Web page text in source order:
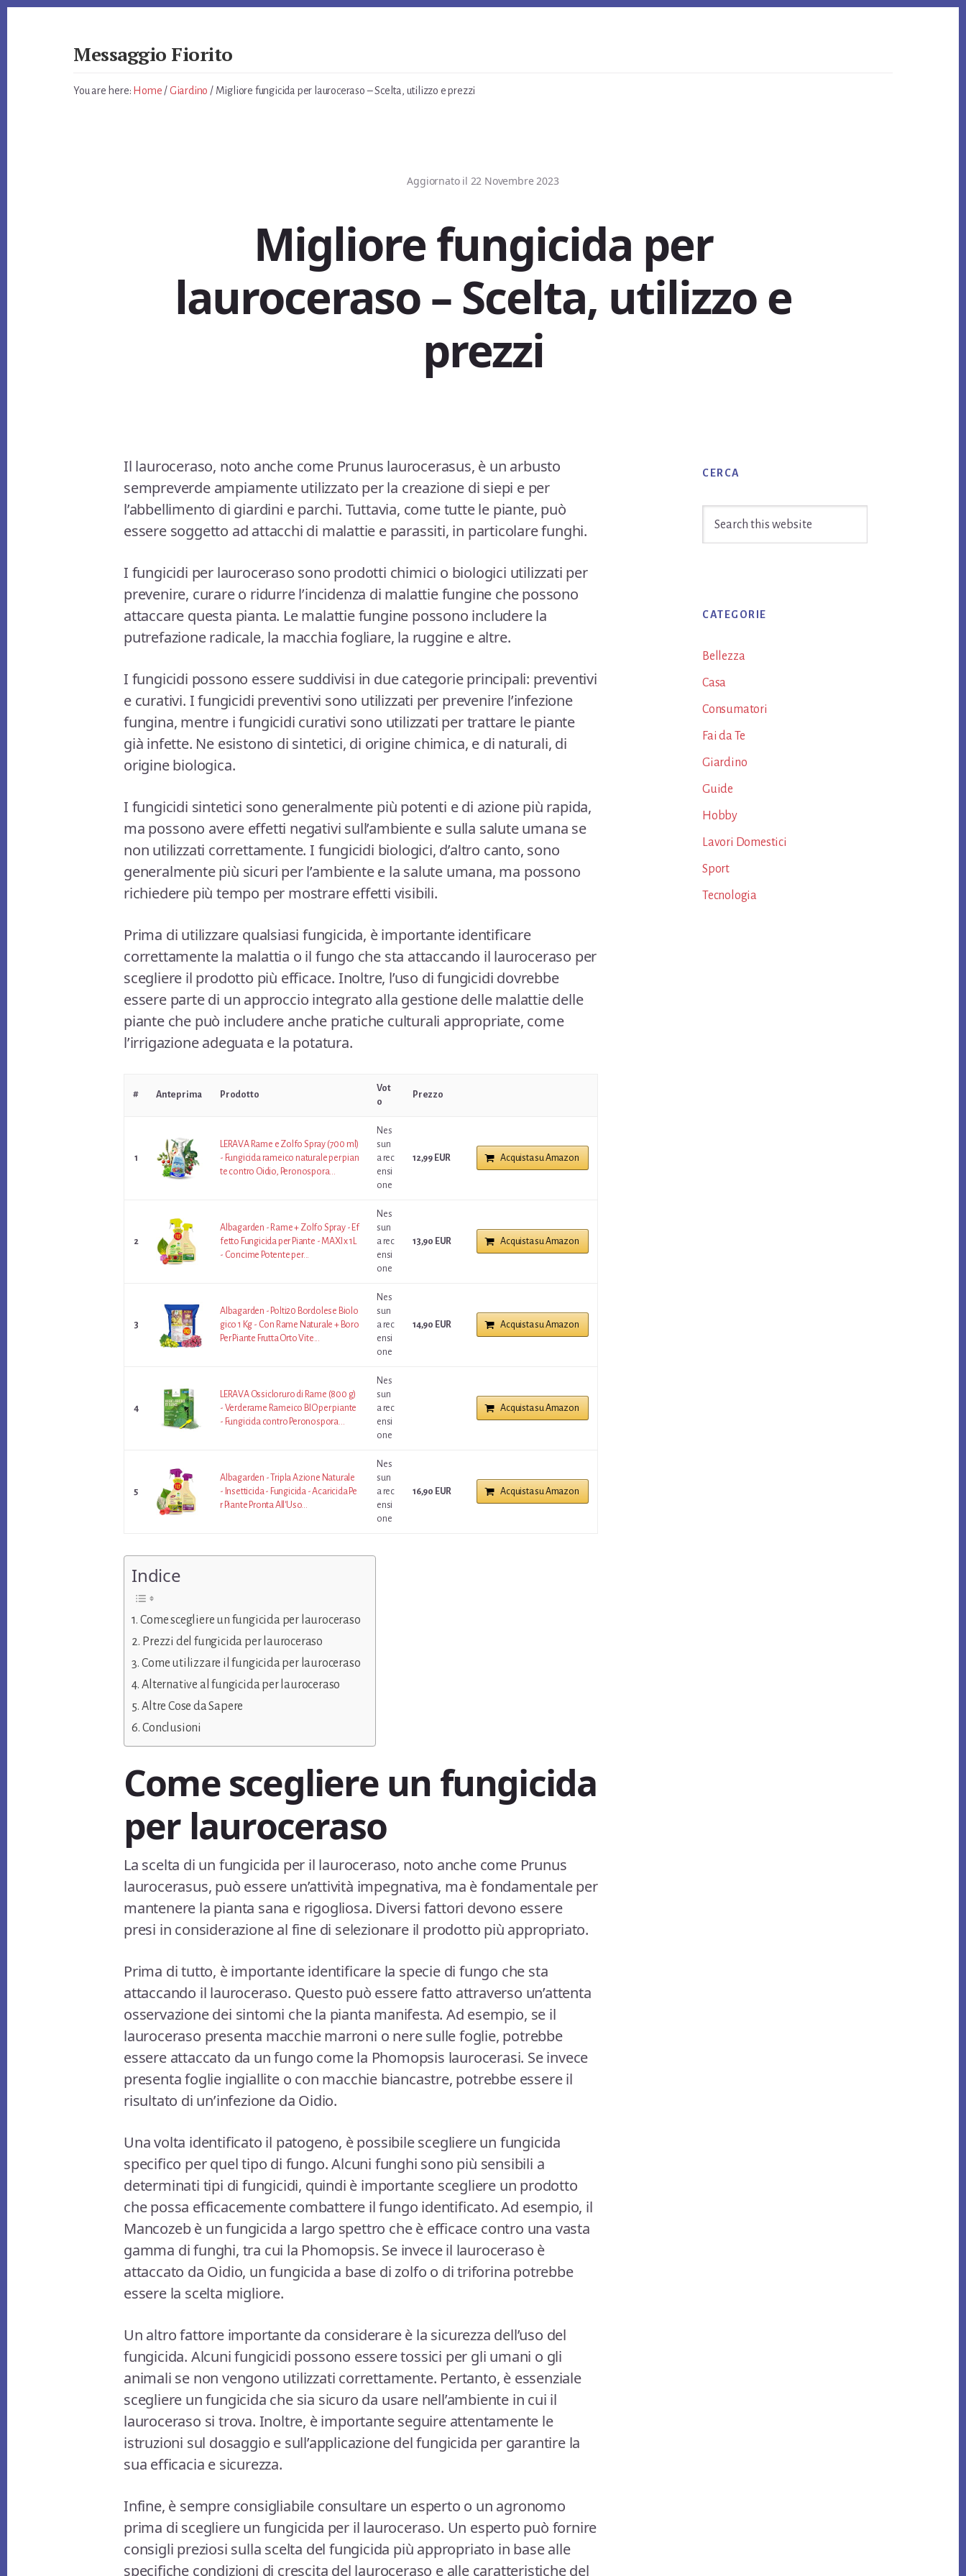
Messaggio Fiorito
e
You are here: Home /Giardino /Migliore fungicida per lauroceraso – Scelta, utilizzo e prezzi
Aggiornato il 22 Novembre 2023
Migliore fungicida per
lauroceraso – Scelta, utilizzo e
prezzi
Il lauroceraso, noto anche come Prunus laurocerasus, è un arbusto
sempreverde ampiamente utilizzato per la creazione di siepi e per
l’abbellimento di giardini e parchi. Tuttavia, come tutte le piante, può
essere soggetto ad attacchi di malattie e parassiti, in particolare funghi.
I fungicidi per lauroceraso sono prodotti chimici o biologici utilizzati per
prevenire, curare o ridurre l’incidenza di malattie fungine che possono
attaccare questa pianta. Le malattie fungine possono includere la
putrefazione radicale, la macchia fogliare, la ruggine e altre.
I fungicidi possono essere suddivisi in due categorie principali: preventivi
e curativi. I fungicidi preventivi sono utilizzati per prevenire l’infezione
fungina, mentre i fungicidi curativi sono utilizzati per trattare le piante
già infette. Ne esistono di sintetici, di origine chimica, e di naturali, di
origine biologica.
I fungicidi sintetici sono generalmente più potenti e di azione più rapida,
ma possono avere effetti negativi sull’ambiente e sulla salute umana se
non utilizzati correttamente. I fungicidi biologici, d’altro canto, sono
generalmente più sicuri per l’ambiente e la salute umana, ma possono
richiedere più tempo per mostrare effetti visibili.
Prima di utilizzare qualsiasi fungicida, è importante identificare
correttamente la malattia o il fungo che sta attaccando il lauroceraso per
scegliere il prodotto più efficace. Inoltre, l’uso di fungicidi dovrebbe
essere parte di un approccio integrato alla gestione delle malattie delle
piante che può includere anche pratiche culturali appropriate, come
l’irrigazione adeguata e la potatura.
# Anteprima Prodotto
Vot
o
Prezzo
1
LERAVA Rame e Zolfo Spray (700 ml)
- Fungicida rameico naturale per pian
te contro Oidio, Peronospora...
Nes
sun
a rec
ensi
one
12,99 EUR Acquista su Amazon
2
Albagarden - Rame + Zolfo Spray - Ef
fetto Fungicida per Piante - MAXI x 1L
- Concime Potente per...
Nes
sun
a rec
ensi
one
13,90 EUR Acquista su Amazon
3
Albagarden - Polti20 Bordolese Biolo
gico 1 Kg - Con Rame Naturale + Boro
Per Piante Frutta Orto Vite...
Nes
sun
a rec
ensi
one
14,90 EUR Acquista su Amazon
4
LERAVA Ossicloruro di Rame (800 g)
- Verderame Rameico BIO per piante
- Fungicida contro Peronospora...
Nes
sun
a rec
ensi
one
Acquista su Amazon
5
Albagarden - Tripla Azione Naturale
- Insetticida - Fungicida - Acaricida Pe
r Piante Pronta All'Uso...
Nes
sun
a rec
ensi
one
16,90 EUR Acquista su Amazon
Indice
Come scegliere un fungicida per lauroceraso
Prezzi del fungicida per lauroceraso
Come utilizzare il fungicida per lauroceraso
Alternative al fungicida per lauroceraso
Altre Cose da Sapere
Conclusioni
Come scegliere un fungicida
per lauroceraso
La scelta di un fungicida per il lauroceraso, noto anche come Prunus
laurocerasus, può essere un’attività impegnativa, ma è fondamentale per
mantenere la pianta sana e rigogliosa. Diversi fattori devono essere
presi in considerazione al fine di selezionare il prodotto più appropriato.
Prima di tutto, è importante identificare la specie di fungo che sta
attaccando il lauroceraso. Questo può essere fatto attraverso un’attenta
osservazione dei sintomi che la pianta manifesta. Ad esempio, se il
lauroceraso presenta macchie marroni o nere sulle foglie, potrebbe
essere attaccato da un fungo come la Phomopsis laurocerasi. Se invece
presenta foglie ingiallite o con macchie biancastre, potrebbe essere il
risultato di un’infezione da Oidio.
Una volta identificato il patogeno, è possibile scegliere un fungicida
specifico per quel tipo di fungo. Alcuni funghi sono più sensibili a
determinati tipi di fungicidi, quindi è importante scegliere un prodotto
che possa efficacemente combattere il fungo identificato. Ad esempio, il
Mancozeb è un fungicida a largo spettro che è efficace contro una vasta
gamma di funghi, tra cui la Phomopsis. Se invece il lauroceraso è
attaccato da Oidio, un fungicida a base di zolfo o di triforina potrebbe
essere la scelta migliore.
Un altro fattore importante da considerare è la sicurezza dell’uso del
fungicida. Alcuni fungicidi possono essere tossici per gli umani o gli
animali se non vengono utilizzati correttamente. Pertanto, è essenziale
scegliere un fungicida che sia sicuro da usare nell’ambiente in cui il
lauroceraso si trova. Inoltre, è importante seguire attentamente le
istruzioni sul dosaggio e sull’applicazione del fungicida per garantire la
sua efficacia e sicurezza.
Infine, è sempre consigliabile consultare un esperto o un agronomo
prima di scegliere un fungicida per il lauroceraso. Un esperto può fornire
consigli preziosi sulla scelta del fungicida più appropriato in base alle
specifiche condizioni di crescita del lauroceraso e alle caratteristiche del
Primary
Sidebar
CERCA
CATEGORIE
Bellezza
Casa
Consumatori
Fai da Te
Giardino
Guide
Hobby
Lavori Domestici
Sport
Tecnologia